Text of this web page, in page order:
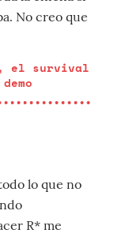
No creo que
el survival
lo que no
R* me